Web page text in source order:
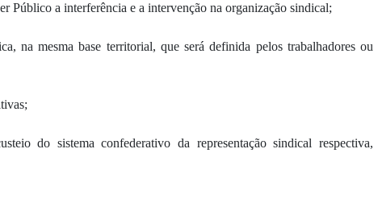
Público a interferência e a intervenção na organização sindical;
na mesma base territorial, que será definida pelos trabalhadores ou
do sistema confederativo da representação sindical respectiva,